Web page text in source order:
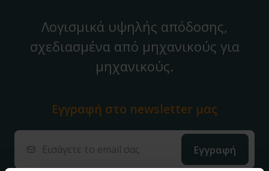
Λογισμικά υψηλής απόδοσης,
σχεδιασμένα από μηχανικούς για
μηχανικούς.
Εγγραφή στο newsletter μας